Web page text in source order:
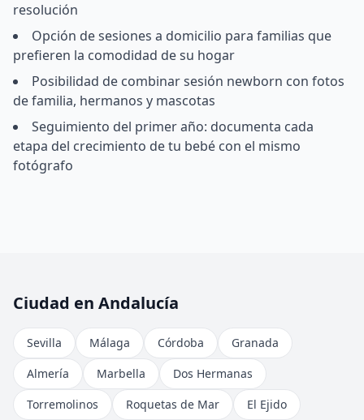
resolución
Opción de sesiones a domicilio para familias que
prefieren la comodidad de su hogar
Posibilidad de combinar sesión newborn con fotos
de familia, hermanos y mascotas
Seguimiento del primer año: documenta cada
etapa del crecimiento de tu bebé con el mismo
fotógrafo
Ciudad en Andalucía
Sevilla Málaga Córdoba
Granada
Almería
Marbella
Dos Hermanas
Torremolinos
Roquetas de Mar
El Ejido